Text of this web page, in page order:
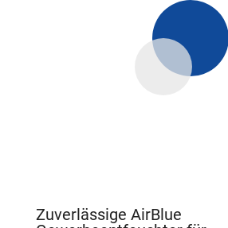
Zuverlässige AirBlue